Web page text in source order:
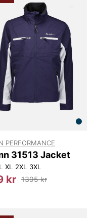
PERFORMANCE
31513 Jacket
L XL 2XL 3XL
kr 1395 kr